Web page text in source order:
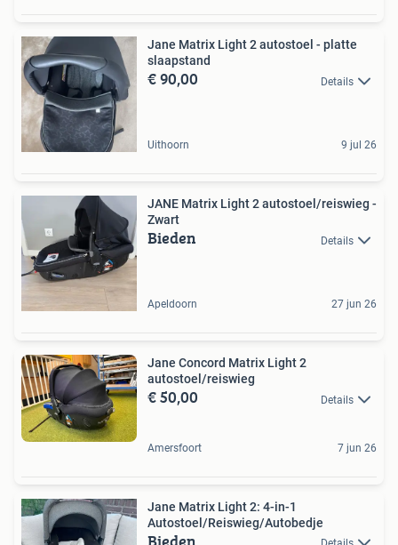
Jane Matrix Light 2 autostoel - platte
slaapstand
€ 90,00 Details
Uithoorn 9 jul 26
JANE Matrix Light 2 autostoel/reiswieg -
Zwart
Bieden Details
Apeldoorn 27 jun 26
Jane Concord Matrix Light 2
autostoel/reiswieg
€ 50,00 Details
Amersfoort 7 jun 26
Jane Matrix Light 2: 4-in-1
Autostoel/Reiswieg/Autobedje